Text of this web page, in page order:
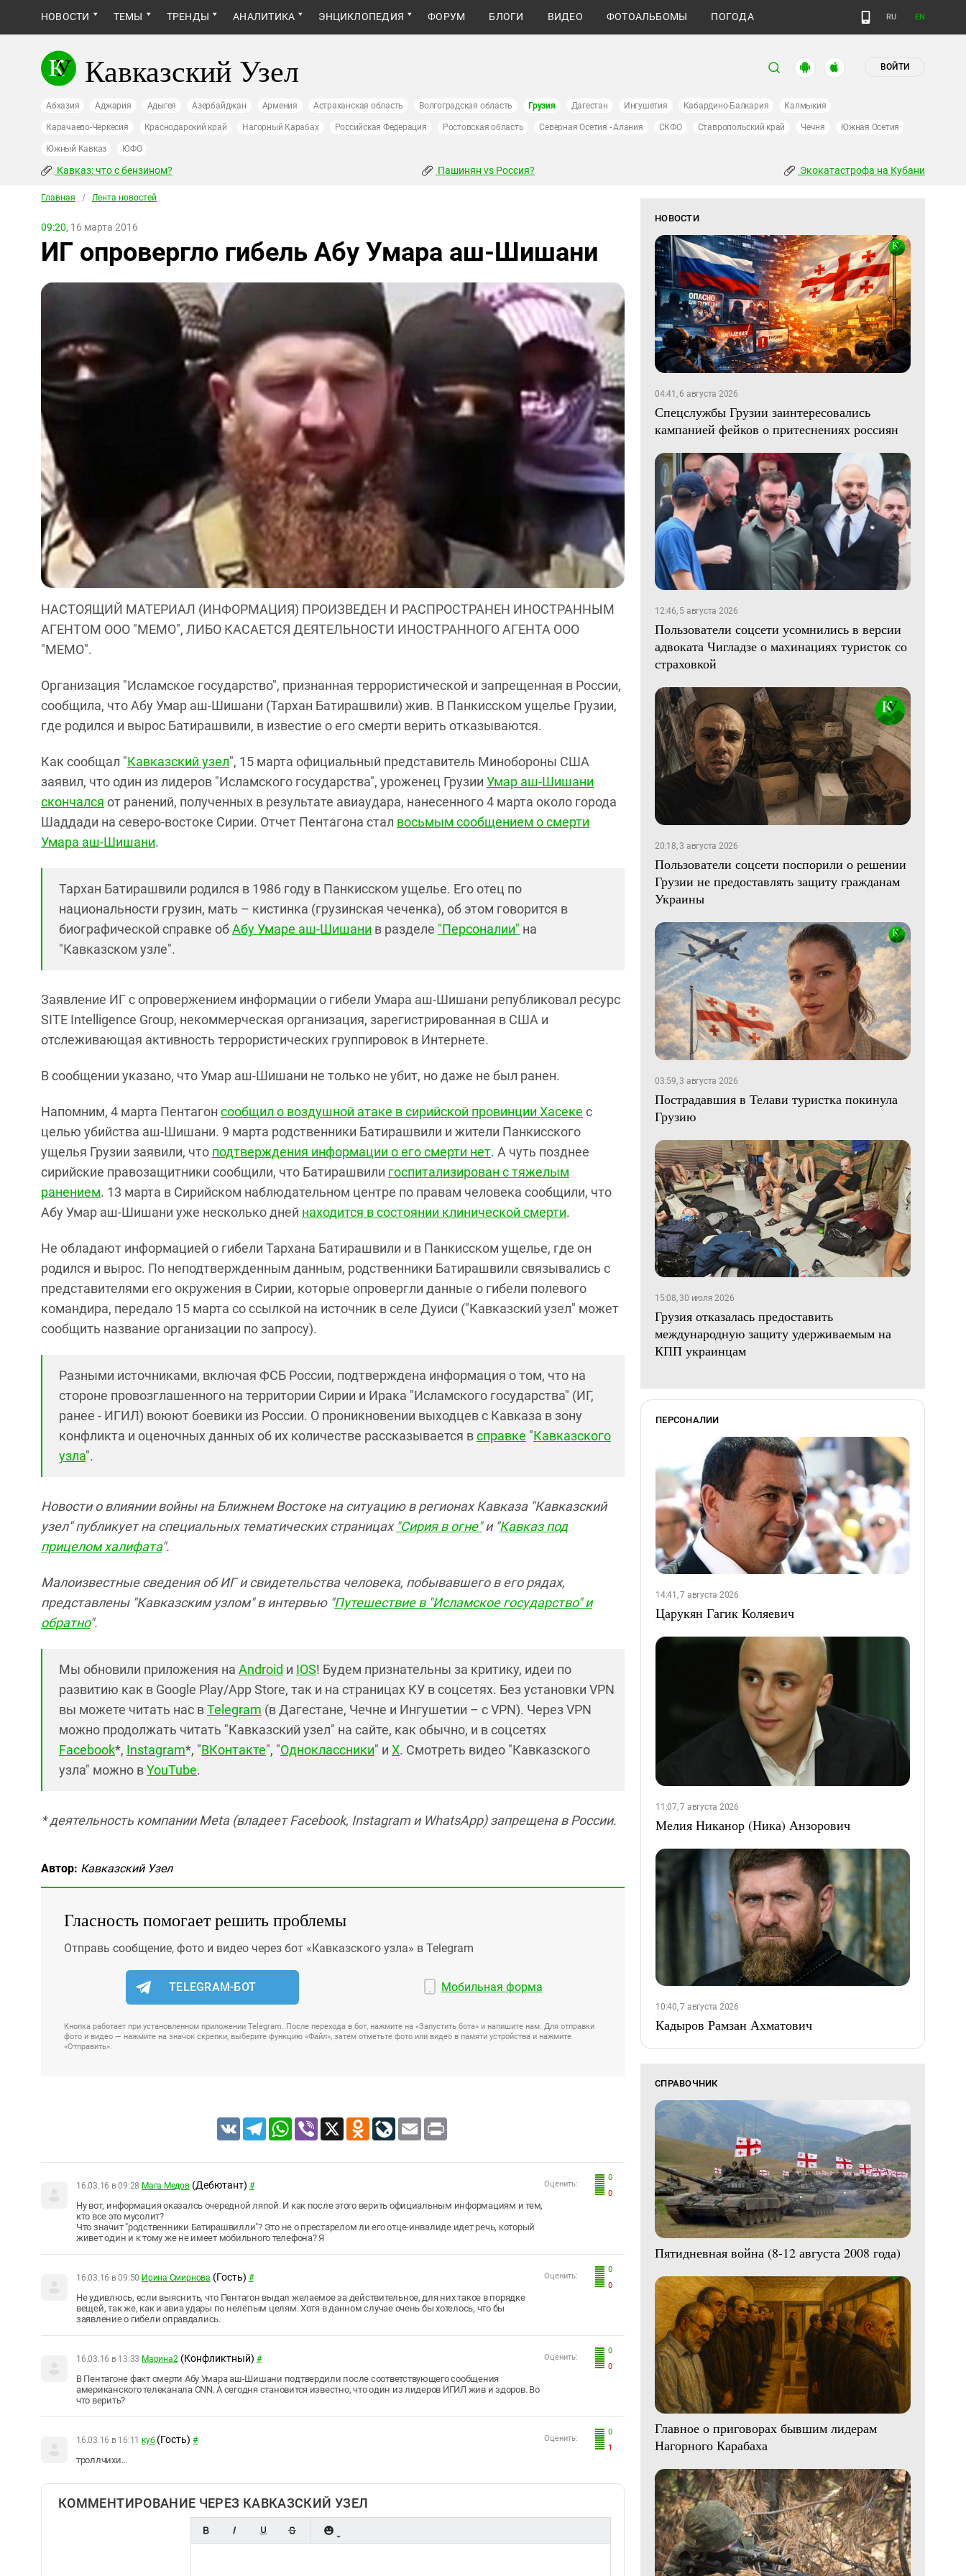
НОВОСТИ ТЕМЫ ТРЕНДЫ АНАЛИТИКА ЭНЦИКЛОПЕДИЯ ФОРУМ БЛОГИ ВИДЕО ФОТОАЛЬБОМЫ ПОГОДА RU EN
Кавказский Узел ВОЙТИ
Абхазия Аджария Адыгея Азербайджан Армения Астраханская область Волгоградская область Грузия Дагестан Ингушетия Кабардино-Балкария Калмыкия
Карачаево-Черкесия Краснодарский край Нагорный Карабах Российская Федерация Ростовская область Северная Осетия - Алания СКФО Ставропольский край Чечня Южная Осетия
Южный Кавказ ЮФО
Кавказ: что с бензином? Пашинян vs Россия? Экокатастрофа на Кубани
Главная / Лента новостей
09:20, 16 марта 2016
ИГ опровергло гибель Абу Умара аш-Шишани
НАСТОЯЩИЙ МАТЕРИАЛ (ИНФОРМАЦИЯ) ПРОИЗВЕДЕН И РАСПРОСТРАНЕН ИНОСТРАННЫМ
АГЕНТОМ ООО "МЕМО", ЛИБО КАСАЕТСЯ ДЕЯТЕЛЬНОСТИ ИНОСТРАННОГО АГЕНТА ООО
"МЕМО".
Организация "Исламское государство", признанная террористической и запрещенная в России,
сообщила, что Абу Умар аш-Шишани (Тархан Батирашвили) жив. В Панкисском ущелье Грузии,
где родился и вырос Батирашвили, в известие о его смерти верить отказываются.
Как сообщал "Кавказский узел", 15 марта официальный представитель Минобороны США
заявил, что один из лидеров "Исламского государства", уроженец Грузии Умар аш-Шишани
скончался от ранений, полученных в результате авиаудара, нанесенного 4 марта около города
Шаддади на северо-востоке Сирии. Отчет Пентагона стал восьмым сообщением о смерти
Умара аш-Шишани.
Тархан Батирашвили родился в 1986 году в Панкисском ущелье. Его отец по
национальности грузин, мать – кистинка (грузинская чеченка), об этом говорится в
биографической справке обАбу Умаре аш-Шишани в разделе "Персоналии" на
"Кавказском узле".
Заявление ИГ с опровержением информации о гибели Умара аш-Шишани републиковал ресурс
SITE Intelligence Group, некоммерческая организация, зарегистрированная в США и
отслеживающая активность террористических группировок в Интернете.
В сообщении указано, что Умар аш-Шишани не только не убит, но даже не был ранен.
Напомним, 4 марта Пентагон сообщил о воздушной атаке в сирийской провинции Хасеке с
целью убийства аш-Шишани. 9 марта родственники Батирашвили и жители Панкисского
ущелья Грузии заявили, что подтверждения информации о его смерти нет. А чуть позднее
сирийские правозащитники сообщили, что Батирашвили госпитализирован с тяжелым
ранением. 13 марта в Сирийском наблюдательном центре по правам человека сообщили, что
Абу Умар аш-Шишани уже несколько дней находится в состоянии клинической смерти.
Не обладают информацией о гибели Тархана Батирашвили и в Панкисском ущелье, где он
родился и вырос. По неподтвержденным данным, родственники Батирашвили связывались с
представителями его окружения в Сирии, которые опровергли данные о гибели полевого
командира, передало 15 марта со ссылкой на источник в селе Дуиси ("Кавказский узел" может
сообщить название организации по запросу).
Разными источниками, включая ФСБ России, подтверждена информация о том, что на
стороне провозглашенного на территории Сирии и Ирака "Исламского государства" (ИГ,
ранее - ИГИЛ) воюют боевики из России. О проникновении выходцев с Кавказа в зону
конфликта и оценочных данных об их количестве рассказывается всправке "Кавказского
узла".
Новости о влиянии войны на Ближнем Востоке на ситуацию в регионах Кавказа "Кавказский
узел" публикует на специальных тематических страницах "Сирия в огне"и "Кавказ под
прицелом халифата".
Малоизвестные сведения об ИГ и свидетельства человека, побывавшего в его рядах,
представлены "Кавказским узлом" в интервью "Путешествие в "Исламское государство" и
обратно".
Мы обновили приложения на Android и IOS! Будем признательны за критику, идеи по
развитию как в Google Play/App Store, так и на страницах КУ в соцсетях. Без установки VPN
вы можете читать нас вTelegram (в Дагестане, Чечне и Ингушетии – с VPN). Через VPN
можно продолжать читать "Кавказский узел" на сайте, как обычно, и в соцсетях
Facebook*, Instagram*, "ВКонтакте", "Одноклассники" и X. Смотреть видео "Кавказского
узла" можно вYouTube.
* деятельность компании Meta (владеет Facebook, Instagram и WhatsApp) запрещена в России.
Автор: Кавказский Узел
Гласность помогает решить проблемы
Отправь сообщение, фото и видео через бот «Кавказского узла» в Telegram
TELEGRAM-БОТ Мобильная форма
Кнопка работает при установленном приложении Telegram. После перехода в бот, нажмите на «Запустить бота» и напишите нам. Для отправки
фото и видео — нажмите на значок скрепки, выберите функцию «Файл», затем отметьте фото или видео в памяти устройства и нажмите
«Отправить».
VK TelegramWhatsApp
Viber X Odnoklassniki
LiveJournal
Email
0
0
Оценить:
16.03.16 в 09:28 Мага Медов (Дебютант) #
Ну вот, информация оказалсь очередной ляпой. И как после этого верить официальным информациям и тем,
кто все это мусолит?
Что значит "родственники Батирашвилли"? Это не о престарелом ли его отце-инвалиде идет речь, который
живет один и к тому же не имеет мобильного телефона? Я
0
0
Оценить:
16.03.16 в 09:50 Ирина Смирнова (Гость) #
Не удивлюсь, если выяснить, что Пентагон выдал желаемое за действительное, для них такое в порядке
вещей, так же, как и авиа удары по нелепым целям. Хотя в данном случае очень бы хотелось, что бы
заявление о гибели оправдались.
0
0
Оценить:
16.03.16 в 13:33 Марина2 (Конфликтный) #
В Пентагоне факт смерти Абу Умара аш-Шишани подтвердили после соответствующего сообщения
американского телеканала CNN. А сегодня становится известно, что один из лидеров ИГИЛ жив и здоров. Во
что верить?
0
1
Оценить:
16.03.16 в 16:11 куб (Гость) #
троллчихи...
КОММЕНТИРОВАНИЕ ЧЕРЕЗ КАВКАЗСКИЙ УЗЕЛ
НОВОСТИ
04:41, 6 августа 2026
Спецслужбы Грузии заинтересовались
кампанией фейков о притеснениях россиян
12:46, 5 августа 2026
Пользователи соцсети усомнились в версии
адвоката Чигладзе о махинациях туристок со
страховкой
20:18, 3 августа 2026
Пользователи соцсети поспорили о решении
Грузии не предоставлять защиту гражданам
Украины
03:59, 3 августа 2026
Пострадавшия в Телави туристка покинула
Грузию
15:08, 30 июля 2026
Грузия отказалась предоставить
международную защиту удерживаемым на
КПП украинцам
ПЕРСОНАЛИИ
14:41, 7 августа 2026
Царукян Гагик Коляевич
11:07, 7 августа 2026
Мелия Никанор (Ника) Анзорович
10:40, 7 августа 2026
Кадыров Рамзан Ахматович
СПРАВОЧНИК
Пятидневная война (8-12 августа 2008 года)
Главное о приговорах бывшим лидерам
Нагорного Карабаха